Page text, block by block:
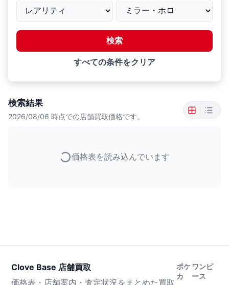
検索
すべての条件をクリア
検索結果
2026/08/06 時点での店舗買取価格です。
価格表を読み込んでいます
Clove Base 店舗買取
価格表・店舗案内・査定状況をまとめた買取
ポケ
カ
ワンピ
ース